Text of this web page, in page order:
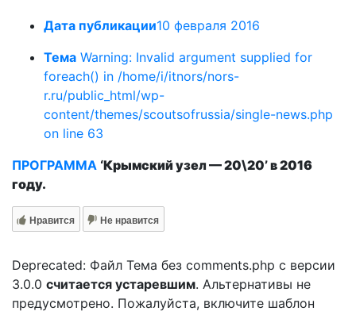
Дата публикации10 февраля 2016
Тема Warning: Invalid argument supplied for
foreach() in /home/i/itnors/nors-
r.ru/public_html/wp-
content/themes/scoutsofrussia/single-news.php
on line 63
ПРОГРАММА ‘Крымский узел — 20\20’ в 2016
году.
Нравится Не нравится
Deprecated: Файл Тема без comments.php с версии
3.0.0 считается устаревшим. Альтернативы не
предусмотрено. Пожалуйста, включите шаблон